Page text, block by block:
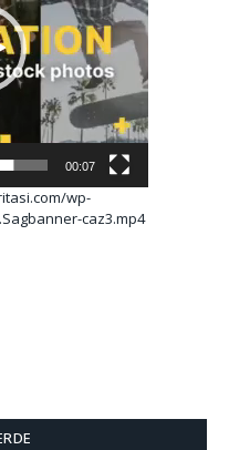
00:07
wp-
caz3.mp4